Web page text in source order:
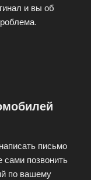
и вы об
письмо
позвонить
по вашему